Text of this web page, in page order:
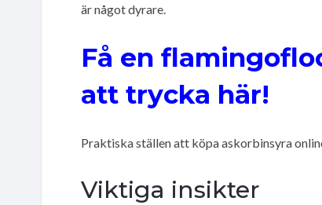
är något dyrare.
Få en
att trycka här!
Praktiska ställen att köpa askorbinsyra
Viktiga insikter